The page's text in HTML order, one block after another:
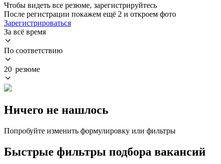
Чтобы видеть все резюме, зарегистрируйтесь
После регистрации покажем ещё 2 и откроем фото
Зарегистрироваться
За всё время
По соответствию
20 резюме
Ничего не нашлось
Попробуйте изменить формулировку или фильтры
Быстрые фильтры подбора вакансий